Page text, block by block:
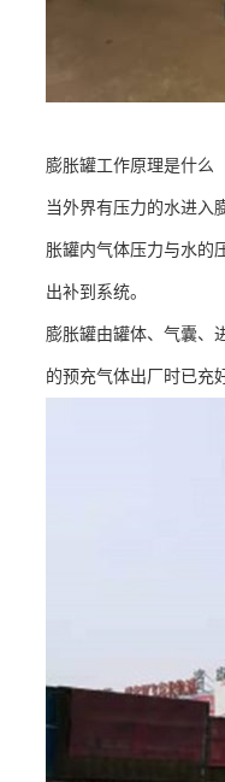
膨胀罐工作原理是什么
当外界有压力的水进入
胀罐内气体压力与水的
出补到系统。
膨胀罐由罐体、气囊、
的预充气体出厂时已充